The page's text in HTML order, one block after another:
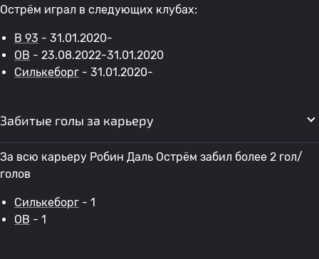
Острём играл в следующих клубах:
B 93 - 31.01.2020-
OB - 23.08.2022-31.01.2020
Силькеборг - 31.01.2020-
Забитые голы за карьеру
За всю карьеру Робин Даль Острём забил более 2 гол/
голов
Силькеборг - 1
OB - 1